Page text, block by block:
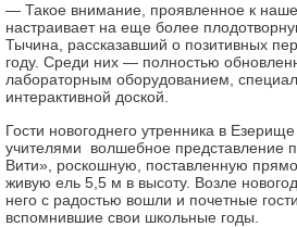
— Такое внимание, проявленное к
настраивает на еще более
Тычина, рассказавший о позитивных
году. Среди них — полностью
лабораторным оборудованием,
интерактивной доской.
Гости новогоднего утренника в
учителями волшебное представление
Вити», роскошную, поставленную
живую ель 5,5 м в высоту. Возле
него с радостью вошли и почетные гости
вспомнившие свои школьные годы.